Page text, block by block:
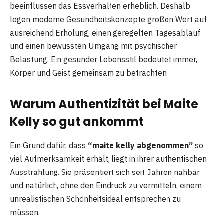
beeinflussen das Essverhalten erheblich. Deshalb
legen moderne Gesundheitskonzepte großen Wert auf
ausreichend Erholung, einen geregelten Tagesablauf
und einen bewussten Umgang mit psychischer
Belastung. Ein gesunder Lebensstil bedeutet immer,
Körper und Geist gemeinsam zu betrachten.
Warum Authentizität bei Maite
Kelly so gut ankommt
Ein Grund dafür, dass “maite kelly abgenommen” so
viel Aufmerksamkeit erhält, liegt in ihrer authentischen
Ausstrahlung. Sie präsentiert sich seit Jahren nahbar
und natürlich, ohne den Eindruck zu vermitteln, einem
unrealistischen Schönheitsideal entsprechen zu
müssen.